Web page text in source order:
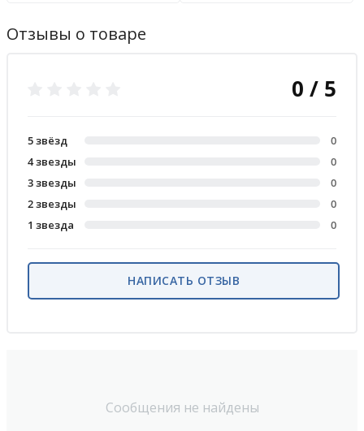
Отзывы о товаре
Сообщения не найдены
0 / 5
5 звёзд
0
4 звезды
0
3 звезды
0
2 звезды
0
1 звезда
0
НАПИСАТЬ ОТЗЫВ